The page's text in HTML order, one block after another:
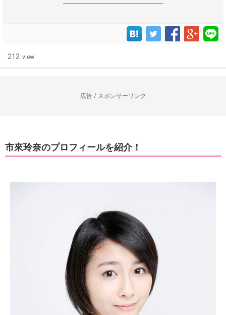
------------------------------------------------------------------
212 view
広告 / スポンサーリンク
市來玲奈のプロフィールを紹介！